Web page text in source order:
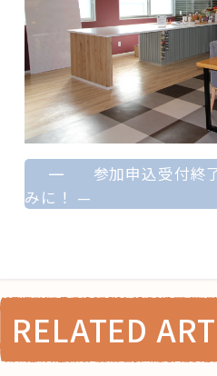
—
参加申込受付終
みに！ —
RELATED